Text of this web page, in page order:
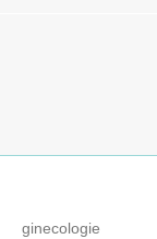
ginecologie